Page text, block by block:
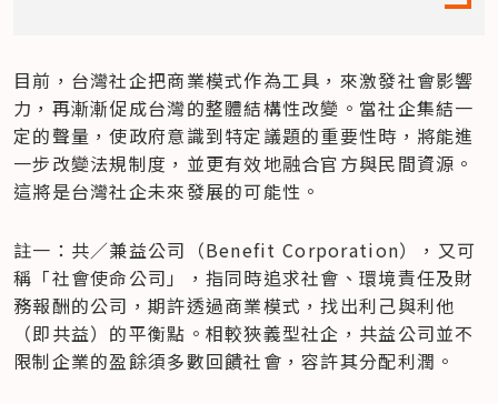
目前，台灣社企把商業模式作為工具，來激發社會影響
力，再漸漸促成台灣的整體結構性改變。當社企集結一
定的聲量，使政府意識到特定議題的重要性時，將能進
一步改變法規制度，並更有效地融合官方與民間資源。
這將是台灣社企未來發展的可能性。
註一：共／兼益公司（Benefit Corporation），又可
稱「社會使命公司」，指同時追求社會、環境責任及財
務報酬的公司，期許透過商業模式，找出利己與利他
（即共益）的平衡點。相較狹義型社企，共益公司並不
限制企業的盈餘須多數回饋社會，容許其分配利潤。